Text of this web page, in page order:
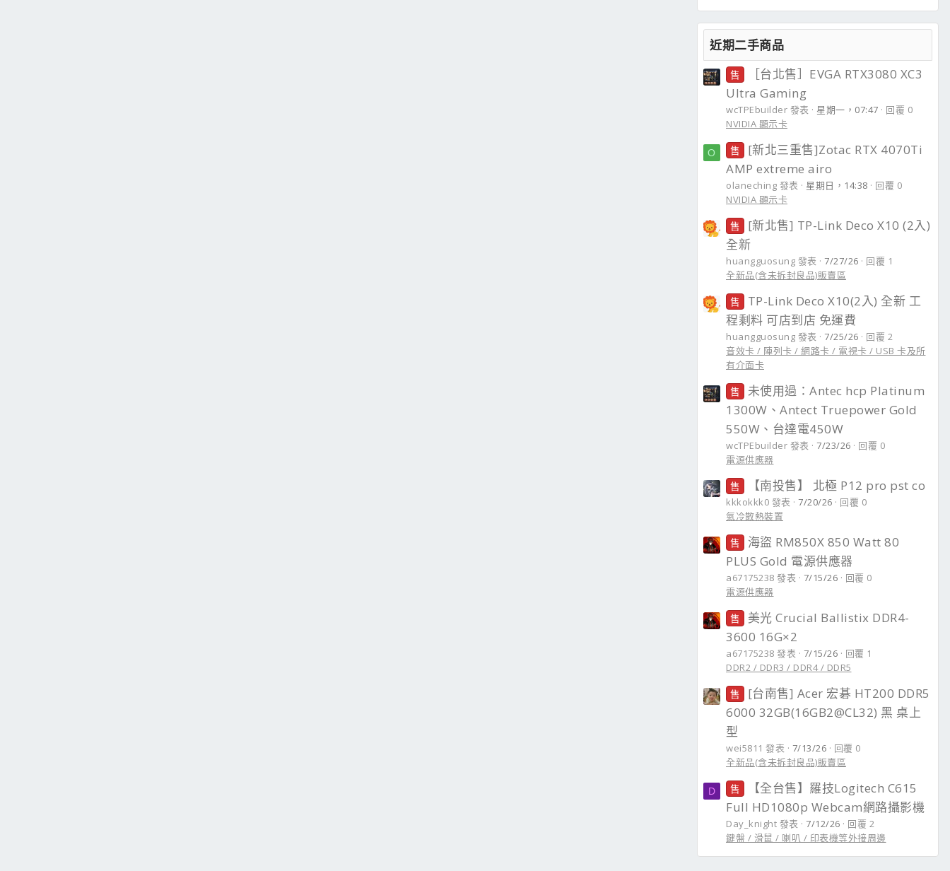
近期二手商品
售
［台北售］EVGA RTX3080 XC3
Ultra Gaming
wcTPEbuilder 發表 星期一，07:47
回覆 0
NVIDIA 顯示卡
O 售
[新北三重售]Zotac RTX 4070Ti
AMP extreme airo
olaneching 發表 星期日，14:38
回覆 0
NVIDIA 顯示卡
售
[新北售] TP-Link Deco X10 (2入)
全新
huangguosung 發表 7/27/26
回覆 1
全新品(含未拆封良品)販賣區
售
TP-Link Deco X10(2入) 全新 工
程剩料 可店到店 免運費
huangguosung 發表 7/25/26
回覆 2
音效卡 / 陣列卡 / 網路卡 / 電視卡 / USB 卡及所
有介面卡
售
未使用過：Antec hcp Platinum
1300W、Antect Truepower Gold
550W、台達電450W
wcTPEbuilder 發表 7/23/26
回覆 0
電源供應器
售 【南投售】 北極 P12 pro pst co
kkkokkk0 發表 7/20/26
回覆 0
氣冷散熱裝置
售
海盜 RM850X 850 Watt 80
PLUS Gold 電源供應器
a67175238 發表 7/15/26
回覆 0
電源供應器
售
美光 Crucial Ballistix DDR4-
3600 16G×2
a67175238 發表 7/15/26
回覆 1
DDR2 / DDR3 / DDR4 / DDR5
售
[台南售] Acer 宏碁 HT200 DDR5
6000 32GB(16GB2@CL32) 黑 桌上
型
wei5811 發表 7/13/26
回覆 0
全新品(含未拆封良品)販賣區
D 售
【全台售】羅技Logitech C615
Full HD1080p Webcam網路攝影機
Day_knight 發表 7/12/26
回覆 2
鍵盤 / 滑鼠 / 喇叭 / 印表機等外接周邊